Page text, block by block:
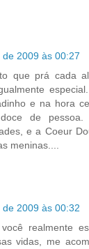
de 2009 às 00:27
que prá cada
e na hora
de pessoa.
e a Coeur
meninas....
de 2009 às 00:32
realmente
vidas, me